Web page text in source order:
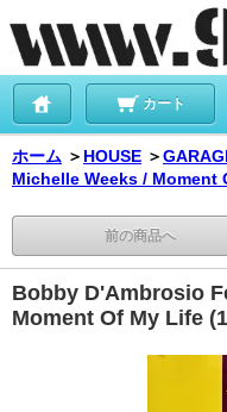
カート
ホーム ＞ HOUSE ＞
Michelle Weeks / Moment
前の商品へ
Bobby D'Ambrosio
Moment Of My Life